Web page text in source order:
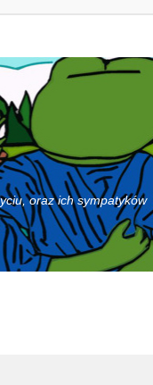
oraz ich sympatyków